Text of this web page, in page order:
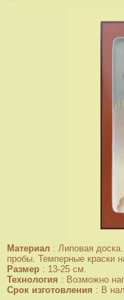
Материал : Липовая
пробы. Темперные краски
Размер : 13-25 см.
Технология : Возможно
Срок изготовления : В